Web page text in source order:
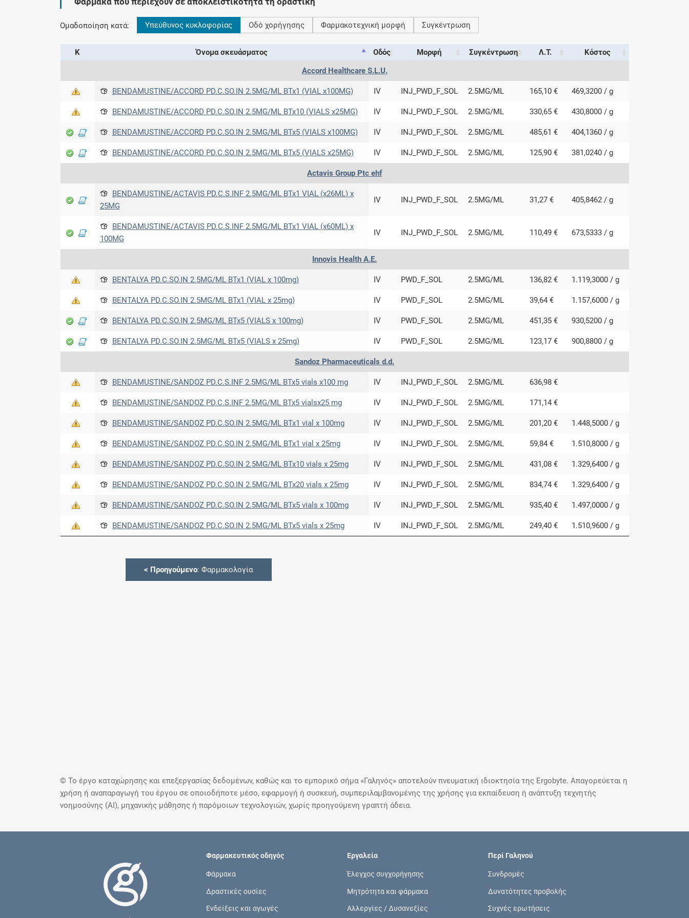
Συνδρομές
Μάθετε περισσότερα για τα οφέλη και τις
προγραμμάτων
Ενδείξεις και αγωγές
Βρείτε θεραπευτικές ενδείξεις και αγωγές για
νόσους, συμπτώματα και ιατρικές πράξεις
πορείας του Galinos.gr από το 2011 μέχρι
σήμερα
Ομαδοποίηση κατά: Υπεύθυνος κυκλοφορίας Οδό χορήγησης Φαρμακοτεχνική μορφή Συγκέντρωση
Κ Όνομα σκευάσματος Οδός Μορφή Συγκέντρωση Λ.Τ.
Κόστος
Accord Healthcare S.L.U.
BENDAMUSTINE/ACCORD PD.C.SO.IN 2.5MG/ML BTx1 (VIAL x100MG) IV INJ_PWD_F_SOL 2.5MG/ML 165,10 € 469,3200 / g
BENDAMUSTINE/ACCORD PD.C.SO.IN 2.5MG/ML BTx10 (VIALS x25MG) IV INJ_PWD_F_SOL 2.5MG/ML 330,65 € 430,8000 / g
BENDAMUSTINE/ACCORD PD.C.SO.IN 2.5MG/ML BTx5 (VIALS x100MG) IV INJ_PWD_F_SOL 2.5MG/ML 485,61 € 404,1360 / g
BENDAMUSTINE/ACCORD PD.C.SO.IN 2.5MG/ML BTx5 (VIALS x25MG) IV INJ_PWD_F_SOL 2.5MG/ML 125,90 € 381,0240 / g
Actavis Group Ptc ehf
BENDAMUSTINE/ACTAVIS PD.C.S.INF 2.5MG/ML BTx1 VIAL (x26ML) x
25MG
IV INJ_PWD_F_SOL 2.5MG/ML 31,27 € 405,8462 / g
BENDAMUSTINE/ACTAVIS PD.C.S.INF 2.5MG/ML BTx1 VIAL (x60ML) x
100MG
IV INJ_PWD_F_SOL 2.5MG/ML 110,49 € 673,5333 / g
Innovis Health Α.Ε.
BENTALYA PD.C.SO.IN 2.5MG/ML BTx1 (VIAL x 100mg) IV PWD_F_SOL 2.5MG/ML 136,82 € 1.119,3000 / g
BENTALYA PD.C.SO.IN 2.5MG/ML BTx1 (VIAL x 25mg) IV PWD_F_SOL 2.5MG/ML 39,64 € 1.157,6000 / g
BENTALYA PD.C.SO.IN 2.5MG/ML BTx5 (VIALS x 100mg) IV PWD_F_SOL 2.5MG/ML 451,35 € 930,5200 / g
BENTALYA PD.C.SO.IN 2.5MG/ML BTx5 (VIALS x 25mg) IV PWD_F_SOL 2.5MG/ML 123,17 € 900,8800 / g
Sandoz Pharmaceuticals d.d.
BENDAMUSTINE/SANDOZ PD.C.S.INF 2.5MG/ML BTx5 vials x100 mg IV INJ_PWD_F_SOL 2.5MG/ML 636,98 €
BENDAMUSTINE/SANDOZ PD.C.S.INF 2.5MG/ML BTx5 vialsx25 mg IV INJ_PWD_F_SOL 2.5MG/ML 171,14 €
BENDAMUSTINE/SANDOZ PD.C.SO.IN 2.5MG/ML BTx1 vial x 100mg IV INJ_PWD_F_SOL 2.5MG/ML 201,20 € 1.448,5000 / g
BENDAMUSTINE/SANDOZ PD.C.SO.IN 2.5MG/ML BTx1 vial x 25mg IV INJ_PWD_F_SOL 2.5MG/ML 59,84 € 1.510,8000 / g
BENDAMUSTINE/SANDOZ PD.C.SO.IN 2.5MG/ML BTx10 vials x 25mg IV INJ_PWD_F_SOL 2.5MG/ML 431,08 € 1.329,6400 / g
BENDAMUSTINE/SANDOZ PD.C.SO.IN 2.5MG/ML BTx20 vials x 25mg IV INJ_PWD_F_SOL 2.5MG/ML 834,74 € 1.329,6400 / g
BENDAMUSTINE/SANDOZ PD.C.SO.IN 2.5MG/ML BTx5 vials x 100mg IV INJ_PWD_F_SOL 2.5MG/ML 935,40 € 1.497,0000 / g
BENDAMUSTINE/SANDOZ PD.C.SO.IN 2.5MG/ML BTx5 vials x 25mg IV INJ_PWD_F_SOL 2.5MG/ML 249,40 € 1.510,9600 / g
< Προηγούμενο: Φαρμακολογία
© Το έργο καταχώρησης και επεξεργασίας δεδομένων, καθώς και το εμπορικό σήμα «Γαληνός» αποτελούν πνευματική ιδιοκτησία της Ergobyte. Απαγορεύεται η
χρήση ή αναπαραγωγή του έργου σε οποιοδήποτε μέσο, εφαρμογή ή συσκευή, συμπεριλαμβανομένης της χρήσης για εκπαίδευση ή ανάπτυξη τεχνητής
νοημοσύνης (AI), μηχανικής μάθησης ή παρόμοιων τεχνολογιών, χωρίς προηγούμενη γραπτή άδεια.
Φαρμακευτικός οδηγός
Φάρμακα
Δραστικές ουσίες
Ενδείξεις και αγωγές
Εργαλεία
Έλεγχος συγχορήγησης
Μητρότητα και φάρμακα
Αλλεργίες / Δυσανεξίες
Περί Γαληνού
Συνδρομές
Δυνατότητες προβολής
Συχνές ερωτήσεις